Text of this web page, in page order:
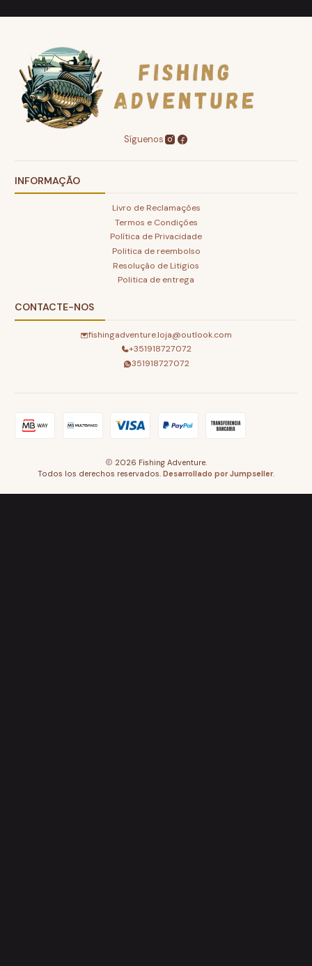
Síguenos
INFORMAÇÃO
Livro de Reclamações
Termos e Condições
Política de Privacidade
Politica de reembolso
Resolução de Litigios
Politica de entrega
CONTACTE-NOS
fishingadventure.loja@outlook.com
+351918727072
351918727072
2026 Fishing Adventure.
Todos los derechos reservados. Desarrollado por Jumpseller.